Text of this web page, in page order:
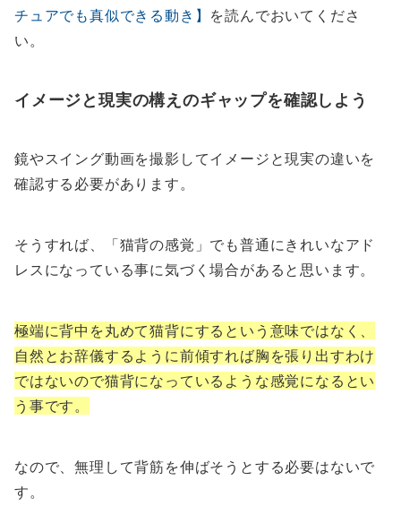
チュアでも真似できる動き】 を読んでおいてくださ
い。
イメージと現実の構えのギャップを確認しよう
鏡やスイング動画を撮影してイメージと現実の違いを
確認する必要があります。
そうすれば、「猫背の感覚」でも普通にきれいなアド
レスになっている事に気づく場合があると思います。
極端に背中を丸めて猫背にするという意味ではなく、
自然とお辞儀するように前傾すれば胸を張り出すわけ
ではないので猫背になっているような感覚になるとい
う事です。
なので、無理して背筋を伸ばそうとする必要はないで
す。